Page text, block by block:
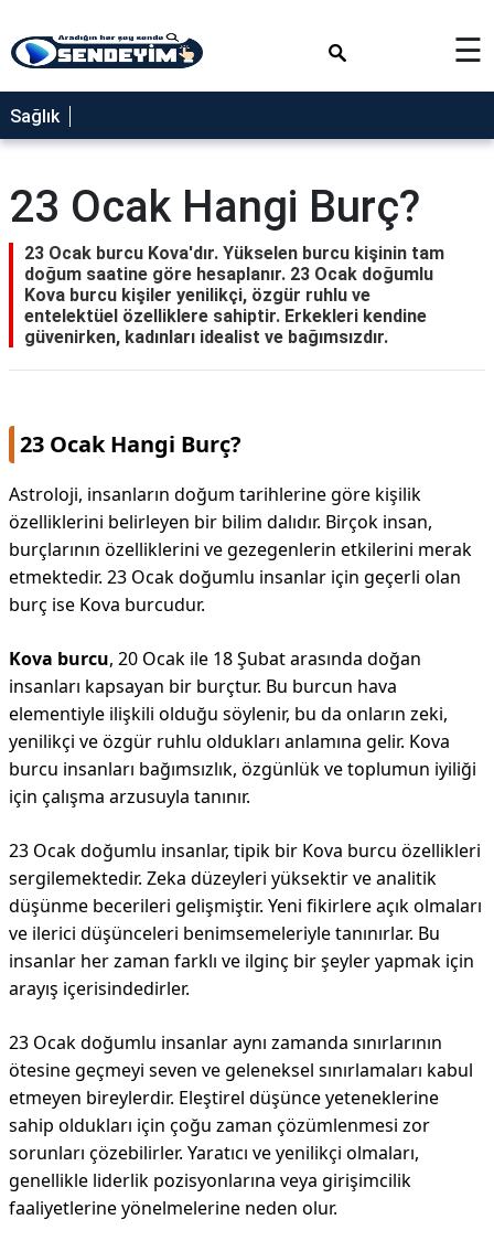
SAĞLIK
NEDİR
YEMEK
TARİFLERİ
RÜYA
TABİRLERİ
☰
Sağlık
23 Ocak Hangi Burç?
23 Ocak burcu Kova'dır. Yükselen burcu kişinin tam
doğum saatine göre hesaplanır. 23 Ocak doğumlu
Kova burcu kişiler yenilikçi, özgür ruhlu ve
entelektüel özelliklere sahiptir. Erkekleri kendine
güvenirken, kadınları idealist ve bağımsızdır.
23 Ocak Hangi Burç?
Astroloji, insanların doğum tarihlerine göre kişilik
özelliklerini belirleyen bir bilim dalıdır. Birçok insan,
burçlarının özelliklerini ve gezegenlerin etkilerini merak
etmektedir. 23 Ocak doğumlu insanlar için geçerli olan
burç ise Kova burcudur.
Kova burcu, 20 Ocak ile 18 Şubat arasında doğan
insanları kapsayan bir burçtur. Bu burcun hava
elementiyle ilişkili olduğu söylenir, bu da onların zeki,
yenilikçi ve özgür ruhlu oldukları anlamına gelir. Kova
burcu insanları bağımsızlık, özgünlük ve toplumun iyiliği
için çalışma arzusuyla tanınır.
23 Ocak doğumlu insanlar, tipik bir Kova burcu özellikleri
sergilemektedir. Zeka düzeyleri yüksektir ve analitik
düşünme becerileri gelişmiştir. Yeni fikirlere açık olmaları
ve ilerici düşünceleri benimsemeleriyle tanınırlar. Bu
insanlar her zaman farklı ve ilginç bir şeyler yapmak için
arayış içerisindedirler.
23 Ocak doğumlu insanlar aynı zamanda sınırlarının
ötesine geçmeyi seven ve geleneksel sınırlamaları kabul
etmeyen bireylerdir. Eleştirel düşünce yeteneklerine
sahip oldukları için çoğu zaman çözümlenmesi zor
sorunları çözebilirler. Yaratıcı ve yenilikçi olmaları,
genellikle liderlik pozisyonlarına veya girişimcilik
faaliyetlerine yönelmelerine neden olur.